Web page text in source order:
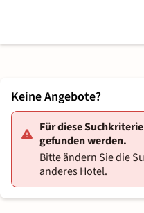
Keine Angebote?
Für diese
gefunden werden.
Bitte ändern Sie die
anderes Hotel.